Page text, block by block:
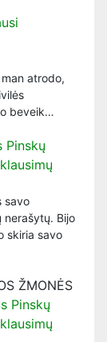
atrodo,
beveik…
Pinskų
savo
nerašytų. Bijo
skiria savo
ŽMONĖS
Pinskų